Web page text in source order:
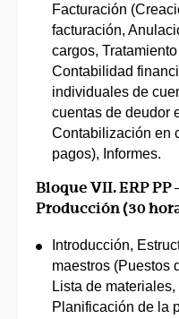
Facturación
facturación,
cargos,
Contabilidad
individuales de
cuentas de deudor
Contabilización en
pagos), Informes.
Bloque VII. ERP
Producción (30
Introducción,
maestros (Puestos
Lista de
Planificación de la